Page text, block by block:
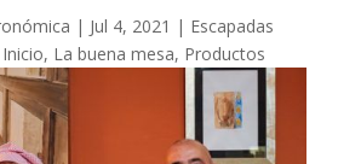
| Jul 4, 2021 | Escapadas
Inicio, La buena mesa, Productos